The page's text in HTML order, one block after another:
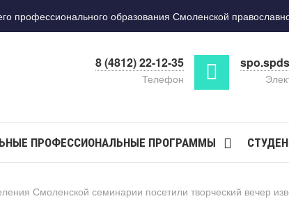
образования Смоленской
8 (4812) 22-12-35
Телефон
ПРОФЕССИОНАЛЬНЫЕ ПРОГРАММЫ
Смоленской семинарии посетили творческий вечер